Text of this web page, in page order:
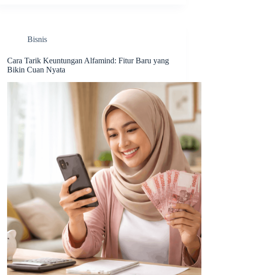
Bisnis
Cara Tarik Keuntungan Alfamind: Fitur Baru yang
Bikin Cuan Nyata